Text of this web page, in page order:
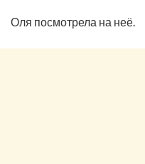
Оля посмотрела на неё.